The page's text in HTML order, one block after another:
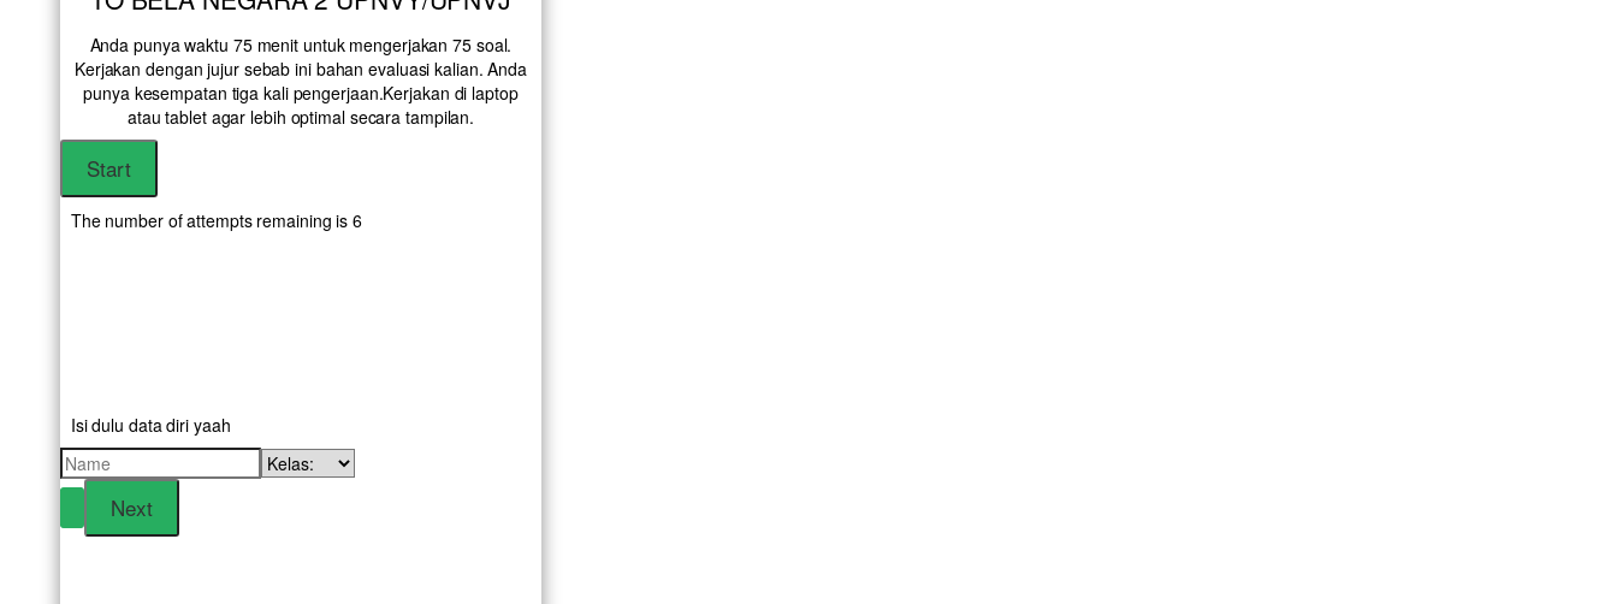
Anda punya waktu 75 menit untuk mengerjakan 75 soal.
Kerjakan dengan jujur sebab ini bahan evaluasi kalian. Anda
punya kesempatan tiga kali pengerjaan.Kerjakan di laptop
atau tablet agar lebih optimal secara tampilan.
The number of attempts remaining is 6
Isi dulu data diri yaah